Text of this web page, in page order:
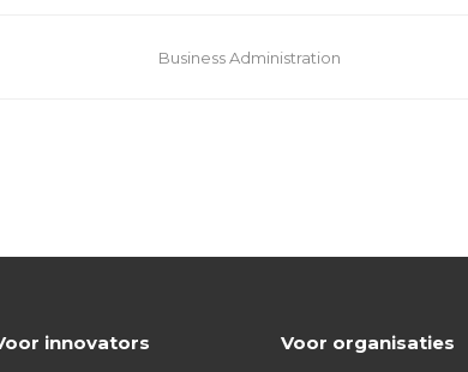
Business Administration
innovators Voor organisaties